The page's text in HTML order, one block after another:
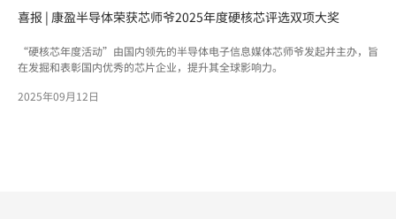
喜报 | 康盈半导体荣获芯师爷2025年度硬核芯评选双项大奖
“硬核芯年度活动”由国内领先的半导体电子信息媒体芯师爷发起并主办，旨
在发掘和表彰国内优秀的芯片企业，提升其全球影响力。
2025年09月12日